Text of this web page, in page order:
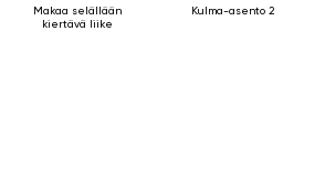
Makaa selällään
kiertävä liike
Kulma-asento 2